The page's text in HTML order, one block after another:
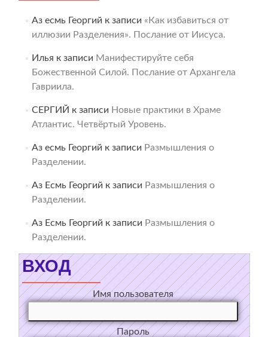
Аз есмь Георгий к записи «Как избавиться от
иллюзии Разделения». Послание от Иисуса.
Илья к записи Манифестируйте себя
Божественной Силой. Послание от Архангела
Гавриила.
СЕРГИЙ к записи Новые практики в Храме
Атлантис. Четвёртый Уровень.
Аз есмь Георгий к записи Размышления о
Разделении.
Аз Есмь Георгий к записи Размышления о
Разделении.
Аз Есмь Георгий к записи Размышления о
Разделении.
ВХОД
Имя пользователя
Пароль